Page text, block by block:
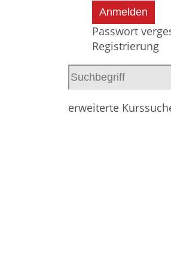
Anmelden
Passwort
Registrierung
erweiterte